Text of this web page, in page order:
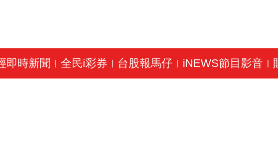
即時新聞 全民i彩券 台股報馬仔| iNEWS節目影音